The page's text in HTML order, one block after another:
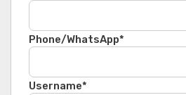
Phone/WhatsApp*
Username*